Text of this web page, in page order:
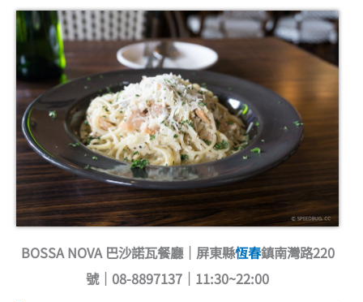
BOSSA NOVA 巴沙諾瓦餐廳｜屏東縣恆春鎮南灣路220
號｜08-8897137｜11:30~22:00